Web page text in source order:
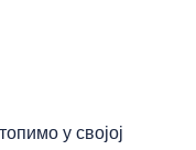
у својој